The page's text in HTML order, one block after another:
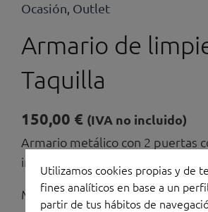
Ocasión, Outlet
Armario de
Taquilla
150,00 € (IVA no incluido)
Armario metálico con 2 puertas
interiores
Medidas: 180 x 60 x 50
Utilizamos cookies propias y de
fines analíticos en base a un
partir de tus hábitos de